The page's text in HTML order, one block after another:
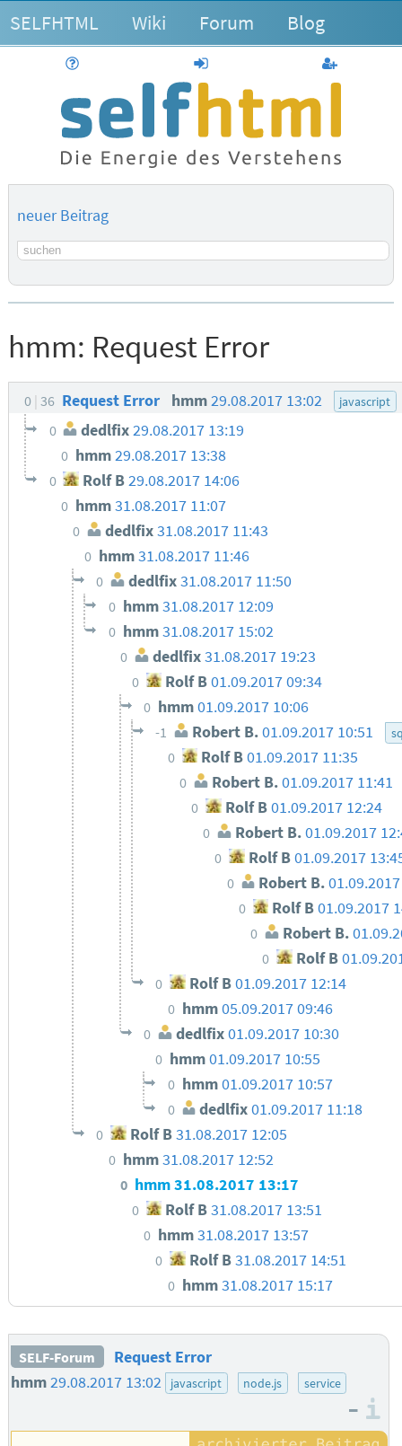
SELFHTML Wiki Forum Blog
anmelden
neuer Beitrag
Suchbegriff
hmm: Request Error
0 36 Request Error hmm29.08.2017 13:02 javascript
0 dedlfix29.08.2017 13:19
0 hmm29.08.2017 13:38
0 Rolf B29.08.2017 14:06
0 hmm31.08.2017 11:07
0 dedlfix31.08.2017 11:43
0 hmm31.08.2017 11:46
0 dedlfix31.08.2017 11:50
0 hmm31.08.2017 12:09
0 hmm31.08.2017 15:02
0 dedlfix 31.08.2017 19:23
0 Rolf B 01.09.2017 09:34
0 hmm01.09.2017 10:06
-1 Robert B.01.09.2017 10:51
0 Rolf B01.09.2017 11:35
0 Robert B. 01.09.2017 11:41
0 Rolf B 01.09.2017 12:24
0 Robert B.01.09.2017
0 Rolf B01.09.2017
0 Robert B.
0 Rolf B01.09.2017
0 Robert B.
0 Rolf B
0 Rolf B01.09.2017 12:14
0 hmm05.09.2017 09:46
0 dedlfix01.09.2017 10:30
0 hmm01.09.2017 10:55
0 hmm01.09.2017 10:57
0 dedlfix01.09.2017 11:18
0 Rolf B31.08.2017 12:05
0 hmm31.08.2017 12:52
0 hmm31.08.2017 13:17
0 Rolf B 31.08.2017 13:51
0 hmm31.08.2017 13:57
0 Rolf B31.08.2017 14:51
0 hmm31.08.2017 15:17
SELF-Forum
Request Error
hmm29.08.2017 13:02 javascript node.js service
–